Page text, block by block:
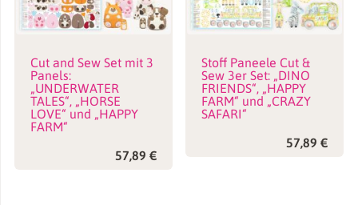
Cut and Sew Set mit 3
Panels:
„UNDERWATER
TALES“, „HORSE
LOVE“ und „HAPPY
FARM“
57,89 €
Stoff Paneele Cut &
Sew 3er Set: „DINO
FRIENDS“, „HAPPY
FARM“ und „CRAZY
SAFARI“
57,89€